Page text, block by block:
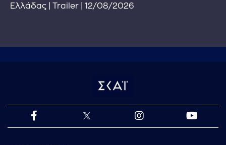
Ελλάδας | Trailer | 12/08/2026